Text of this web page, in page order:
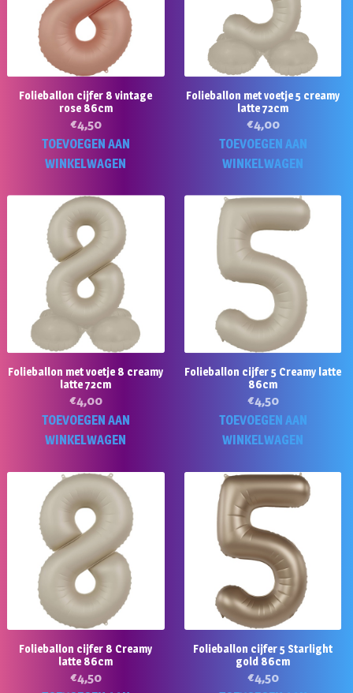
Folieballon cijfer 8 vintage
rose 86cm
€4,50
TOEVOEGEN AAN
WINKELWAGEN
Folieballon met voetje 5 creamy
latte 72cm
€4,00
TOEVOEGEN AAN
WINKELWAGEN
Folieballon met voetje 8 creamy
latte 72cm
€4,00
TOEVOEGEN AAN
WINKELWAGEN
Folieballon cijfer 5 Creamy latte
86cm
€4,50
TOEVOEGEN AAN
WINKELWAGEN
Folieballon cijfer 8 Creamy
latte 86cm
€4,50
Folieballon cijfer 5 Starlight
gold 86cm
€4,50